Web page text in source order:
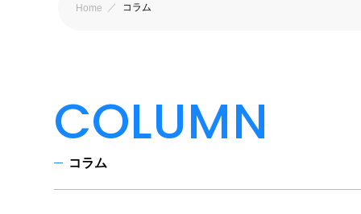
Home コラム
COLUMN
コラム